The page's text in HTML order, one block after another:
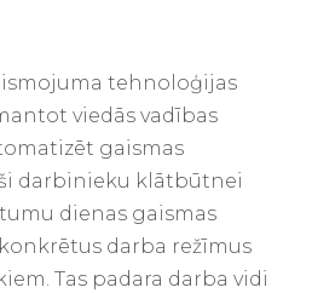
tehnoloģijas
viedās vadības
gaismas
darbinieku klātbūtnei
dienas gaismas
darba režīmus
Tas padara darba vidi